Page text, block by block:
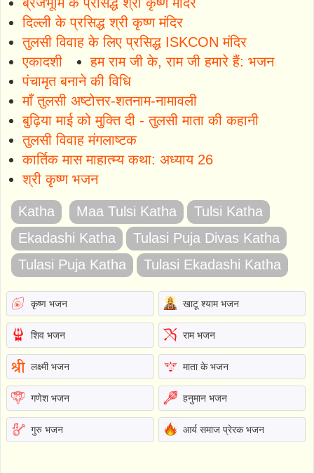
दिल्ली के प्रसिद्ध श्री कृष्ण मंदिर
तुलसी विवाह के लिए प्रसिद्ध ISKCON मंदिर
एकादशी
हम राम जी के, राम जी हमारे हैं: भजन
पंचामृत बनाने की विधि
माँ तुलसी अष्टोत्तर-शतनाम-नामावली
बुढ़िया माई को मुक्ति दी - तुलसी माता की कहानी
तुलसी विवाह मंगलाष्टक
कार्तिक मास माहात्म्य कथा: अध्याय 26
श्री कृष्ण भजन
Katha Maa Tulsi Katha
Tulsi Katha
Ekadashi Katha
Tulasi Puja Divas Katha
Tulasi Puja Katha
Tulasi Ekadashi Katha
कृष्ण भजन खाटू श्याम भजन
शिव भजन राम भजन
लक्ष्मी भजन माता के भजन
गणेश भजन हनुमान भजन
गुरु भजन आर्य समाज प्रेरक भजन